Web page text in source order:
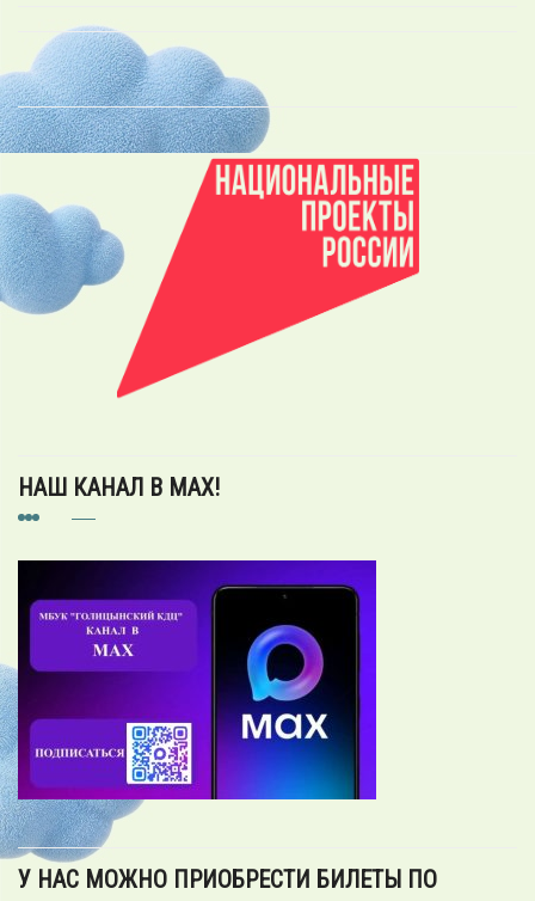
НАШ КАНАЛ В MAX!
У НАС МОЖНО ПРИОБРЕСТИ БИЛЕТЫ ПО